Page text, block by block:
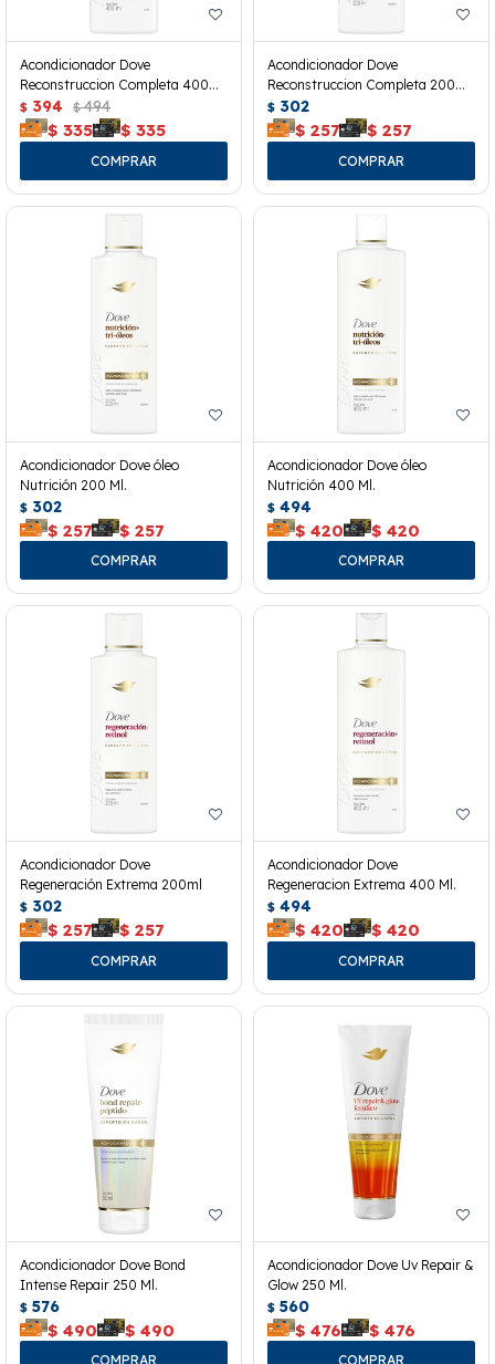
Acondicionador Dove
Reconstruccion Completa 400
Ml.
$ 394 $ 494
$ 335 $ 335
Acondicionador Dove
Reconstruccion Completa 200
Ml.
$ 302
$ 257 $ 257
Acondicionador Dove óleo
Nutrición 200 Ml.
$ 302
$ 257 $ 257
Acondicionador Dove óleo
Nutrición 400 Ml.
$ 494
$ 420 $ 420
Acondicionador Dove
Regeneración Extrema 200ml
$ 302
$ 257 $ 257
Acondicionador Dove
Regeneracion Extrema 400 Ml.
$ 494
$ 420 $ 420
Acondicionador Dove Bond
Intense Repair 250 Ml.
$ 576
$ 490 $ 490
Acondicionador Dove Uv Repair &
Glow 250 Ml.
$ 560
$ 476 $ 476